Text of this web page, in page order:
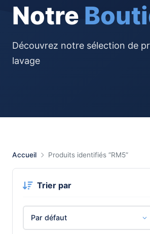
Notre
Découvrez notre sélection de
lavage
Accueil Produits identifiés “RM5”
Trier par